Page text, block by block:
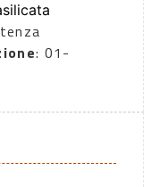
: 01-